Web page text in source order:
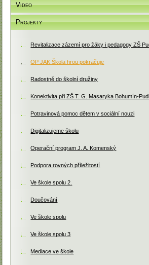
Video
Projekty
Revitalizace zázemí pro žáky i pedagogy ZŠ
OP JAK Škola hrou pokračuje
Radostně do školní družiny
Konektivita při ZŠ T. G. Masaryka Bohumín-
Potravinová pomoc dětem v sociální nouzi
Digitalizujeme školu
Operační program J. A. Komenský
Podpora rovných příležitostí
Ve škole spolu 2.
Doučování
Ve škole spolu
Ve škole spolu 3
Mediace ve škole